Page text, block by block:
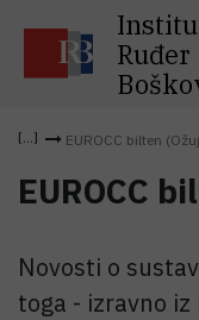
Ruđer
EUROCC bilten
EUROCC
Novosti o
toga - izravno